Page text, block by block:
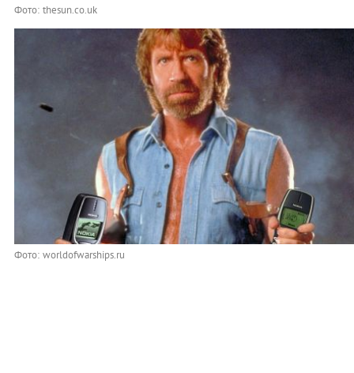
Фото: thesun.co.uk
Фото: worldofwarships.ru